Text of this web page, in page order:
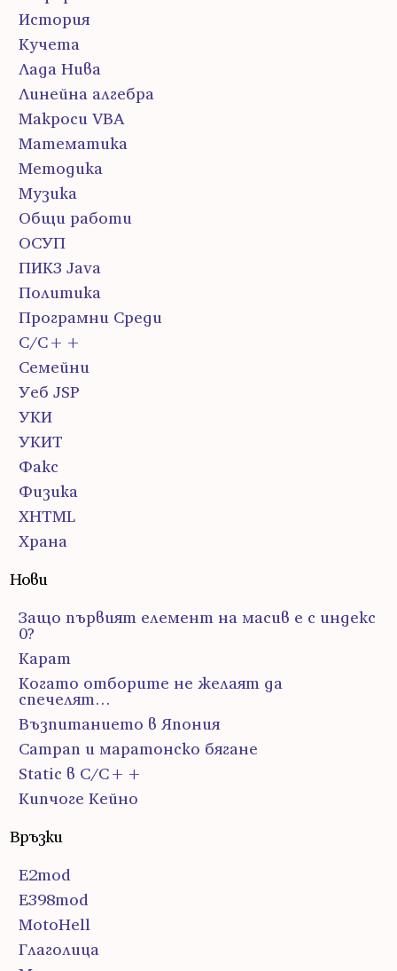
История
Кучета
Лада Нива
Линейна алгебра
Макроси VBA
Математика
Методика
Музика
Общи работи
ОСУП
ПИК3 Java
Политика
Програмни Среди
С/С++
Семейни
Уеб JSP
УКИ
УКИТ
Факс
Физика
ХHTML
Храна
Нови
Защо първият елемент на масив е с индекс
0?
Карат
Когато отборите не желаят да
спечелят…
Възпитанието в Япония
Сатрап и маратонско бягане
Static в C/C++
Кипчоге Кейно
Връзки
E2mod
E398mod
MotoHell
Глаголица